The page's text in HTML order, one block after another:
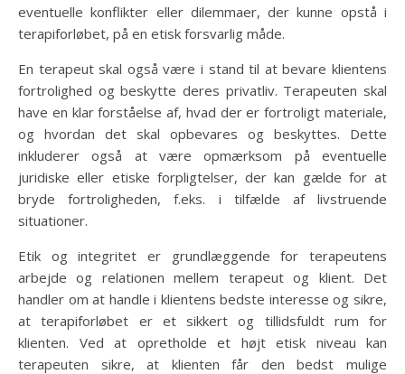
eventuelle konflikter eller dilemmaer, der kunne opstå i
terapiforløbet, på en etisk forsvarlig måde.
En terapeut skal også være i stand til at bevare klientens
fortrolighed og beskytte deres privatliv. Terapeuten skal
have en klar forståelse af, hvad der er fortroligt materiale,
og hvordan det skal opbevares og beskyttes. Dette
inkluderer også at være opmærksom på eventuelle
juridiske eller etiske forpligtelser, der kan gælde for at
bryde fortroligheden, f.eks. i tilfælde af livstruende
situationer.
Etik og integritet er grundlæggende for terapeutens
arbejde og relationen mellem terapeut og klient. Det
handler om at handle i klientens bedste interesse og sikre,
at terapiforløbet er et sikkert og tillidsfuldt rum for
klienten. Ved at opretholde et højt etisk niveau kan
terapeuten sikre, at klienten får den bedst mulige